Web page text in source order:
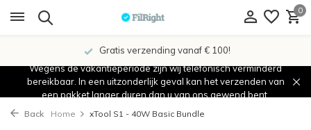
0
Gratis verzending vanaf € 100!
Wegens de vakantieperiode zijn wij telefonisch verminderd
bereikbaar. In een uitzonderlijk geval kan het verzenden van
een pakket langer duren dan u van ons gewend bent.
Back Home xTool S1 - 40W Basic Bundle